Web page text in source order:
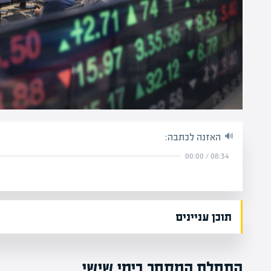
האזנה לכתבה:
08:34
/
00:00
תוכן עניינים